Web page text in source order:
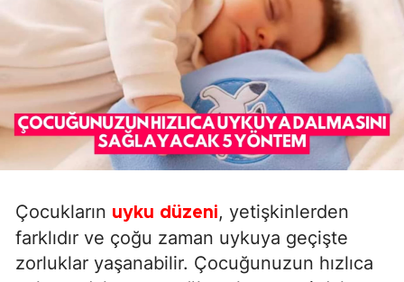
Çocukların uyku düzeni, yetişkinlerden
farklıdır ve çoğu zaman uykuya geçişte
zorluklar yaşanabilir. Çocuğunuzun hızlıca